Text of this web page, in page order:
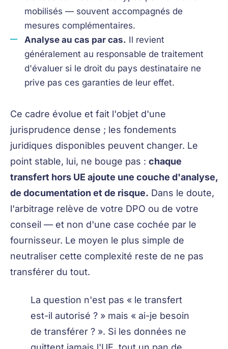
mobilisés — souvent accompagnés de
mesures complémentaires.
Analyse au cas par cas. Il revient
généralement au responsable de traitement
d'évaluer si le droit du pays destinataire ne
prive pas ces garanties de leur effet.
Ce cadre évolue et fait l'objet d'une
jurisprudence dense ; les fondements
juridiques disponibles peuvent changer. Le
point stable, lui, ne bouge pas : chaque
transfert hors UE ajoute une couche d'analyse,
de documentation et de risque. Dans le doute,
l'arbitrage relève de votre DPO ou de votre
conseil — et non d'une case cochée par le
fournisseur. Le moyen le plus simple de
neutraliser cette complexité reste de ne pas
transférer du tout.
La question n'est pas « le transfert
est-il autorisé ? » mais « ai-je besoin
de transférer ? ». Si les données ne